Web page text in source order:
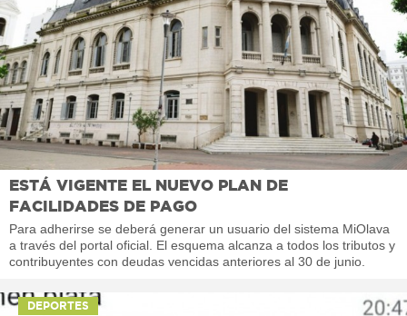
ESTÁ VIGENTE EL NUEVO PLAN DE
FACILIDADES DE PAGO
Para adherirse se deberá generar un usuario del sistema MiOlava
a través del portal oficial. El esquema alcanza a todos los tributos y
contribuyentes con deudas vencidas anteriores al 30 de junio.
DEPORTES